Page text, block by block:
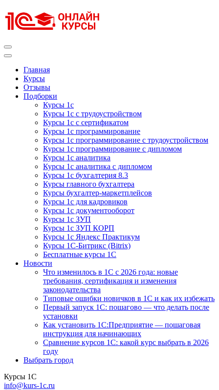
к
содержимому
Главная
Курсы
Отзывы
Подборки
Курсы 1с
Курсы 1с с трудоустройством
Курсы 1с с сертификатом
Курсы 1с программирование
Курсы 1с программирование с трудоустройством
Курсы 1с программирование с дипломом
Курсы 1с аналитика
Курсы 1с аналитика с дипломом
Курсы 1с бухгалтерия 8.3
Курсы главного бухгалтера
Курсы бухгалтер-маркетплейсов
Курсы 1с для кадровиков
Курсы 1с документооборот
Курсы 1с ЗУП
Курсы 1с ЗУП КОРП
Курсы 1с Яндекс Практикум
Курсы 1С-Битрикс (Bitrix)
Бесплатные курсы 1С
Новости
Что изменилось в 1С с 2026 года: новые
требования, сертификация и изменения
законодательства
Типовые ошибки новичков в 1С и как их избежать
Первый запуск 1С: пошагово — что делать после
установки
Как установить 1С:Предприятие — пошаговая
инструкция для начинающих
Сравнение курсов 1С: какой курс выбрать в 2026
году
Выбрать город
Курсы 1С
info@kurs-1c.ru